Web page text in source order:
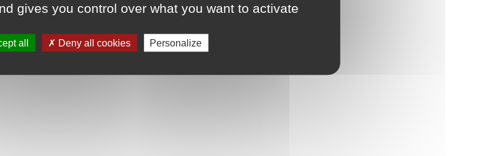
gives you control over what you want to activate
all Deny all cookies Personalize